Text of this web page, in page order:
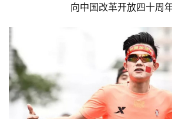
向中国改革开放四十周